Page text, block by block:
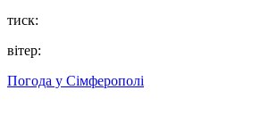
тиск:
вітер:
Погода у Сімферополі